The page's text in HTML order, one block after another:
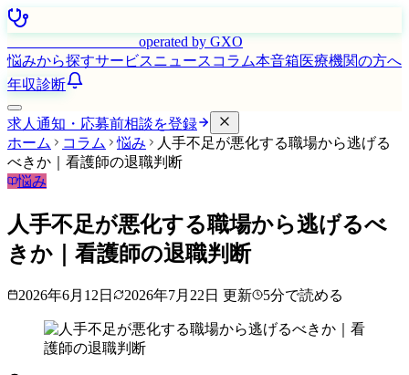
operated by GXO
悩みから探すサービスニュース コラム本音箱医療機関の方へ
年収診断
求人通知・応募前相談を登録
ホーム
コラム 悩み
人手不足が悪化する職場から逃げる
べきか｜看護師の退職判断
悩み
人手不足が悪化する職場から逃げるべ
きか｜看護師の退職判断
2026年6月12日 2026年7月22日 更新 5分で読める